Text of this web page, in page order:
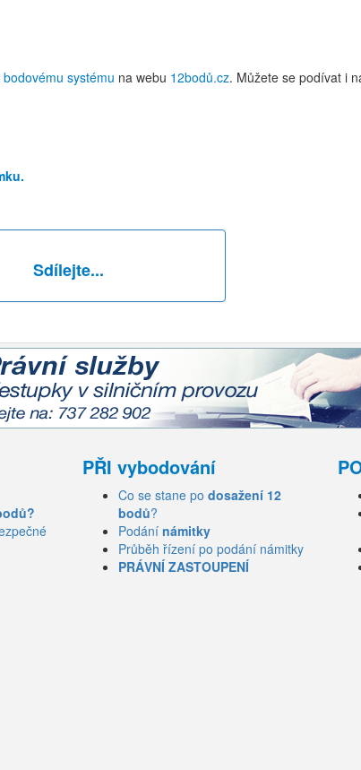
systému na webu 12bodů.cz. Můžete se podívat i
Sdílejte...
PŘI vybodování
Co se stane po dosažení 12
bodů?
Podání námitky
Průběh řízení po podání námitky
PRÁVNÍ ZASTOUPENÍ